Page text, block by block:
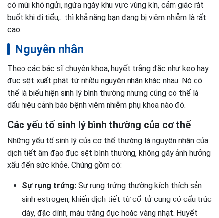
có mùi khó ngửi, ngứa ngáy khu vực vùng kín, cảm giác rát
buốt khi đi tiểu,.. thì khả năng bạn đang bị viêm nhiễm là rất
cao.
Nguyên nhân
Theo các bác sĩ chuyên khoa, huyết trắng đặc như keo hay
đục sệt xuất phát từ nhiều nguyên nhân khác nhau. Nó có
thể là biểu hiện sinh lý bình thường nhưng cũng có thể là
dấu hiệu cảnh báo bệnh viêm nhiễm phụ khoa nào đó.
Các yếu tố sinh lý bình thường của cơ thể
Những yếu tố sinh lý của cơ thể thường là nguyên nhân của
dịch tiết âm đạo đục sệt bình thường, không gây ảnh hưởng
xấu đến sức khỏe. Chúng gồm có:
Sự rụng trứng: Sự rụng trứng thường kích thích sản
sinh estrogen, khiến dịch tiết từ cổ tử cung có cấu trúc
dày, đặc dính, màu trắng đục hoặc vàng nhạt. Huyết